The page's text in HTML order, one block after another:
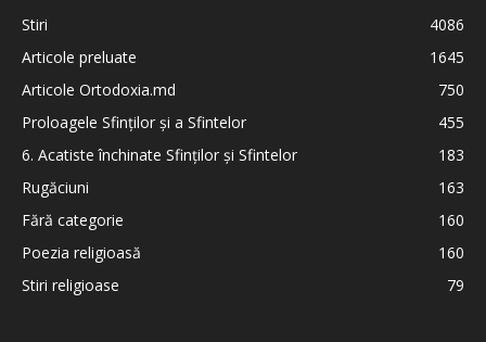
Stiri
4086
Articole preluate
1645
Articole Ortodoxia.md
750
Proloagele Sfinților și a Sfintelor
455
6. Acatiste închinate Sfinților și Sfintelor
183
Rugăciuni
163
Fără categorie
160
Poezia religioasă
160
Stiri religioase
79